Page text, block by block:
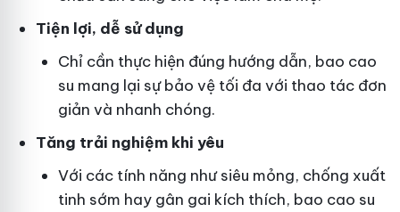
Tiện lợi, dễ sử dụng
Chỉ cần thực hiện đúng hướng dẫn, bao cao
su mang lại sự bảo vệ tối đa với thao tác đơn
giản và nhanh chóng.
Tăng trải nghiệm khi yêu
Với các tính năng như siêu mỏng, chống xuất
tinh sớm hay gân gai kích thích, bao cao su